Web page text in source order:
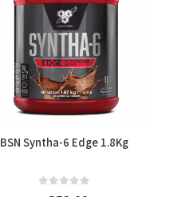
BSN Syntha-6 Edge 1.8Kg